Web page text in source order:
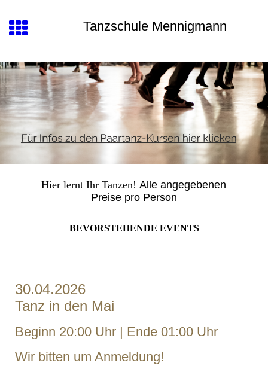
Tanzschule Mennigmann
Hier lernt Ihr Tanzen!Alle angegebenen
Preise pro Person
BEVORSTEHENDE EVENTS
30.04.2026
Tanz in den Mai
Beginn 20:00 Uhr | Ende 01:00 Uhr
Wir bitten um Anmeldung!